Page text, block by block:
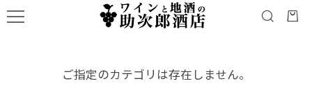
ご指定のカテゴリは存在しません。